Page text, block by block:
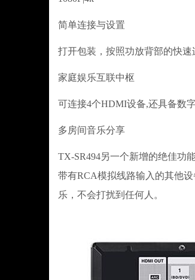
简单连接与设置
打开包装，按照功放背部的快速
家庭娱乐互联中枢
可连接4个HDMI设备,还具备数
多房间音乐分享
TX-SR494另一个新增的绝佳功
带有RCA模拟线路输入的其他
乐，不会打扰到任何人。